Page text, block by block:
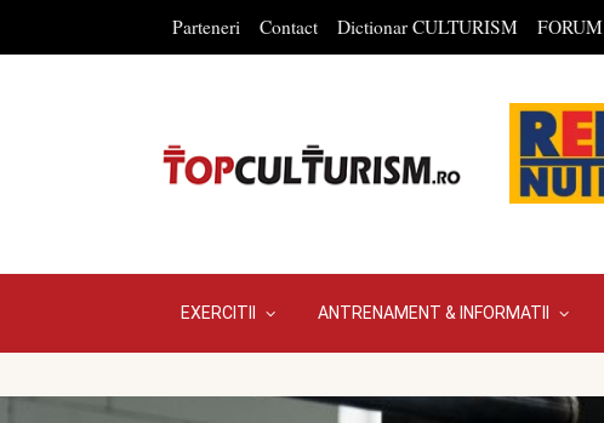
Parteneri Contact Dictionar CULTURISM FORUM
EXERCITII ANTRENAMENT & INFORMATII